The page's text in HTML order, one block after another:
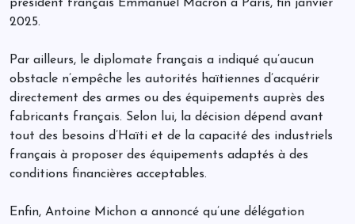
président français Emmanuel Macron à Paris, fin janvier
2025.
Par ailleurs, le diplomate français a indiqué qu’aucun
obstacle n’empêche les autorités haïtiennes d’acquérir
directement des armes ou des équipements auprès des
fabricants français. Selon lui, la décision dépend avant
tout des besoins d’Haïti et de la capacité des industriels
français à proposer des équipements adaptés à des
conditions financières acceptables.
Enfin, Antoine Michon a annoncé qu’une délégation